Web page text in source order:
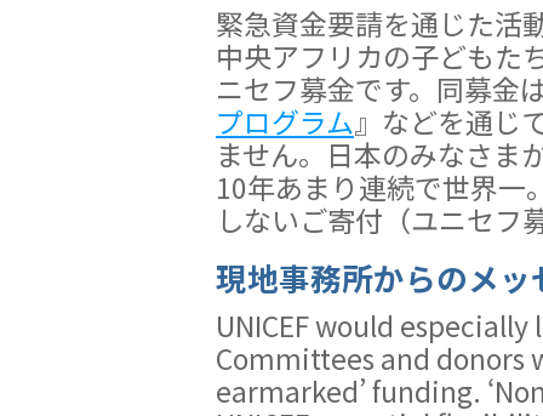
緊急資金要請を通じた活
中央アフリカの子どもた
ニセフ募金です。同募金
プログラム』などを通じ
ません。日本のみなさま
10年あまり連続で世界一
しないご寄付（ユニセフ
現地事務所からのメッ
UNICEF would
Committees and donors
earmarked’ funding.